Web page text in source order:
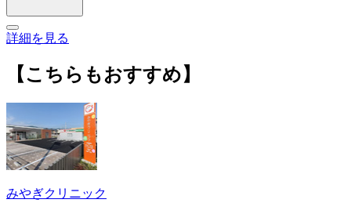
詳細を見る
【こちらもおすすめ】
みやぎクリニック